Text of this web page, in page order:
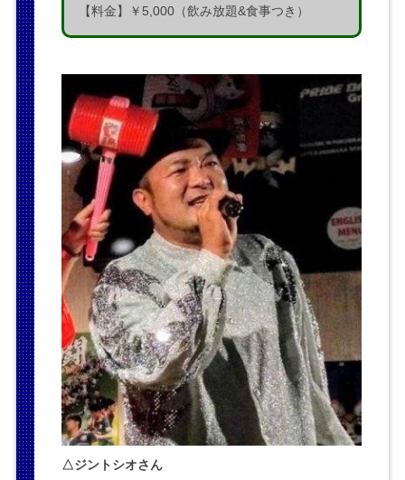
【料金】￥5,000（飲み放題&食事つき）
△ジントシオさん